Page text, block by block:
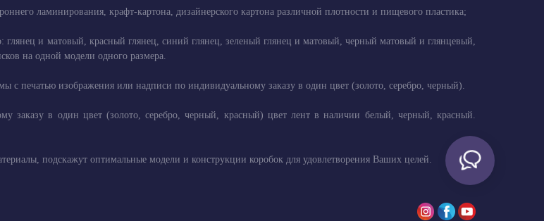
ламинирования, крафт-картона, дизайнерского картона различной плотности и пищевого пластика;
глянец и матовый, красный глянец, синий глянец, зеленый глянец и матовый, черный матовый и глянцевый,
на одной модели одного размера.
с печатью изображения или надписи по индивидуальному заказу в один цвет (золото, серебро, черный).
заказу в один цвет (золото, серебро, черный, красный) цвет лент в наличии белый, черный, красный.
подскажут оптимальные модели и конструкции коробок для удовлетворения Ваших целей.